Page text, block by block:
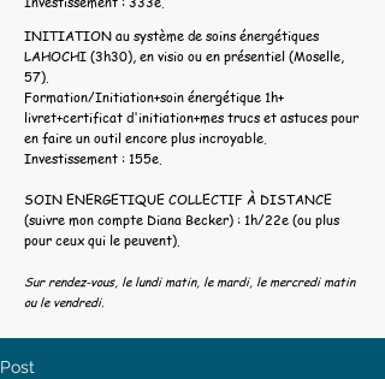
INITIATION au système de soins énergétiques
LAHOCHI (3h30), en visio ou en présentiel (Moselle,
57).
Formation/Initiation+soin énergétique 1h+
livret+certificat d'initiation+mes trucs et astuces pour
en faire un outil encore plus incroyable.
Investissement : 155e.
SOIN ENERGETIQUE COLLECTIF À DISTANCE
(suivre mon compte Diana Becker) : 1h/22e (ou plus
pour ceux qui le peuvent).
Sur rendez-vous, le lundi matin, le mardi, le mercredi matin
ou le vendredi.
Post